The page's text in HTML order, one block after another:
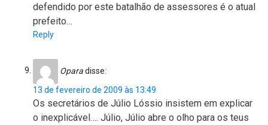
defendido por este batalhão de assessores é o atual
prefeito…
Reply
Oparadisse:
13 de fevereiro de 2009 às 13:49
Os secretários de Júlio Lóssio insistem em explicar
o inexplicável…. Júlio, Júlio abre o olho para os teus